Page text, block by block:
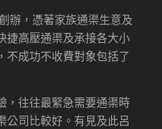
辦，憑著家族通渠生意及
捷高壓通渠及承接各大小
不成功不收費對象包括了
，往往最緊急需要通渠時
公司比較好。有見及此呂